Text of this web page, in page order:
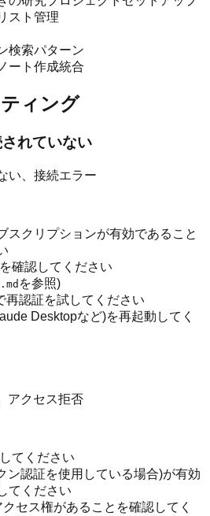
スト管理
検索パターン
ート作成統合
ィング
れていない
い、接続エラー
スクリプションが有効であること
確認してください
を参照)
再認証を試してください
Desktopなど)を再起動してく
アクセス拒否
てください
ン認証を使用している場合)が有効
てください
セス権があることを確認してく